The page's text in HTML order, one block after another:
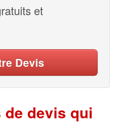
et
Devis
de devis qui